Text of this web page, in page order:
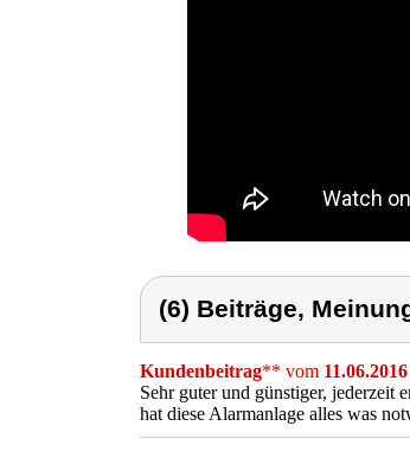
(6) Beiträge,
Kundenbeitrag** vom 11.06.2016
Sehr guter und günstiger,
hat diese Alarmanlage alles was